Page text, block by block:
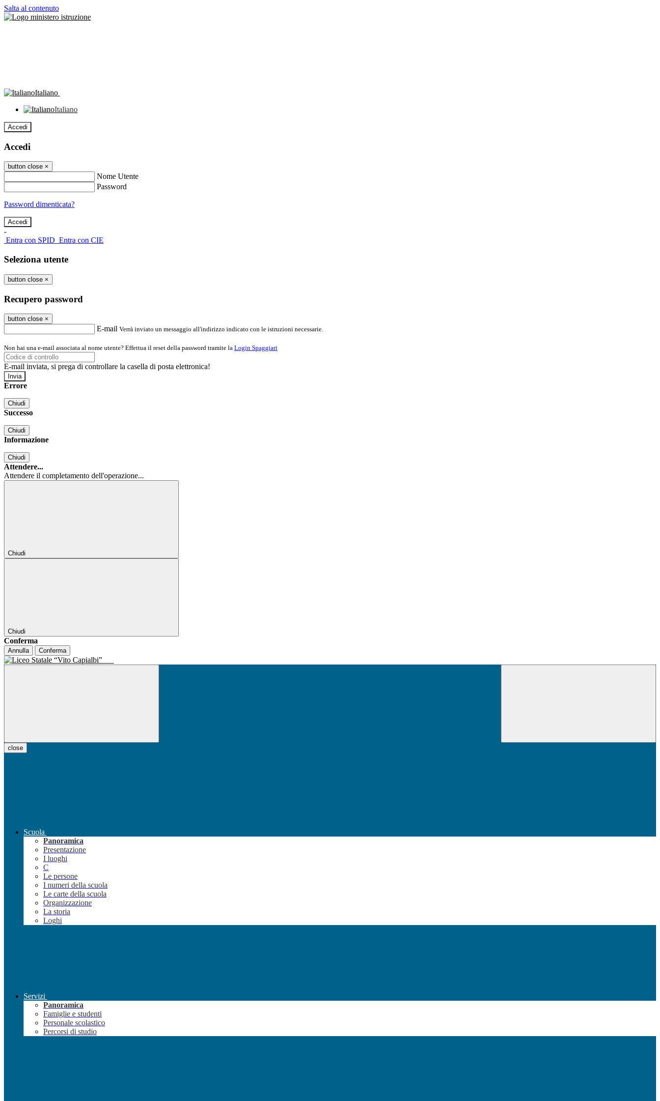
Salta al contenuto
Italiano
Italiano
Accedi
Accedi
button close ×
Nome Utente
Password
Password dimenticata?
-
Entra con SPID Entra con CIE
Seleziona utente
button close ×
Recupero password
button close ×
E-mail Verrà inviato un messaggio all'indirizzo indicato con le istruzioni necessarie.
Non hai una e-mail associata al nome utente? Effettua il reset della password tramite la Login Spaggiari
E-mail inviata, si prega di controllare la casella di posta elettronica!
Errore
Chiudi
Successo
Chiudi
Informazione
Chiudi
Attendere...
Attendere il completamento dell'operazione...
Chiudi
Chiudi
Conferma
Annulla Conferma
close
Scuola
Panoramica
Presentazione
I luoghi
C
Le persone
I numeri della scuola
Le carte della scuola
Organizzazione
La storia
Loghi
Servizi
Panoramica
Famiglie e studenti
Personale scolastico
Percorsi di studio